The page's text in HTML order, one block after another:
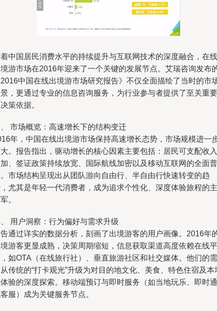
中国居民消费水平的持续提升与互联网技术的深度融合，在线
游市场在2016年迎来了一个关键的发展节点。艾瑞咨询发布
中国在线出境游市场研究报告》不仅全面描绘了当时的市
，更通过专业的信息咨询服务，为行业参与者提供了至关重要
策依据。
市场概览：高速增长下的结构变迁
年，中国在线出境游市场保持高速增长态势，市场规模进一
。报告指出，驱动增长的核心因素主要包括：居民可支配收入
、签证政策持续放宽、国际航线加密以及移动互联网的全面普
市场结构呈现出从团队游向自由行、半自由行快速转变的趋
尤其是年轻一代消费者，成为追求个性化、深度体验旅程的主
。
用户洞察：行为偏好与需求升级
通过详实的数据分析，刻画了出境游客的用户画像。2016年
游客更显成熟，决策周期缩短，信息获取渠道高度依赖在线平
如OTA（在线旅行社）、垂直旅游社区和社交媒体。他们的需
传统的“打卡观光”升级为对目的地文化、美食、特色住宿及本
验的深度探索。移动端预订与即时服务（如当地玩乐、即时通
服）成为关键服务节点。